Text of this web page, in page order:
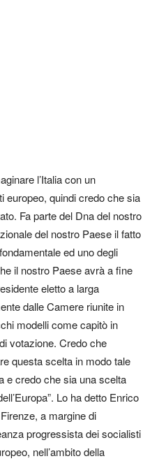
l’Italia con un
europeo, quindi credo che sia
Fa parte del Dna del nostro
del nostro Paese il fatto
ed uno degli
il nostro Paese avrà a fine
eletto a larga
dalle Camere riunite in
modelli come capitò in
votazione. Credo che
questa scelta in modo tale
e credo che sia una scelta
Lo ha detto Enrico
a margine di
progressista dei socialisti
nell’ambito della